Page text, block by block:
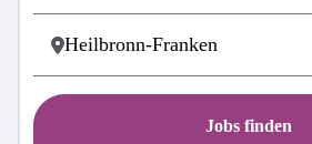
Jobs finden